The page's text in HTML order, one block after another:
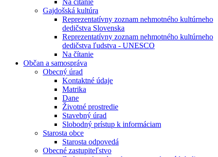
Na čítanie
Gajdošská kultúra
Reprezentatívny zoznam nehmotného kultúrneho
dedičstva Slovenska
Reprezentatívny zoznam nehmotného kultúrneho
dedičstva ľudstva - UNESCO
Na čítanie
Občan a samospráva
Obecný úrad
Kontaktné údaje
Matrika
Dane
Životné prostredie
Stavebný úrad
Slobodný prístup k informáciam
Starosta obce
Starosta odpovedá
Obecné zastupiteľstvo